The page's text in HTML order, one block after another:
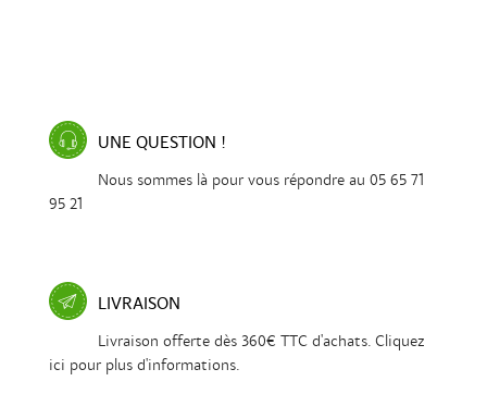
UNE QUESTION !
Nous sommes là pour vous répondre au 05 65 71
95 21
LIVRAISON
Livraison offerte dès 360€ TTC d'achats. Cliquez
ici pour plus d'informations.